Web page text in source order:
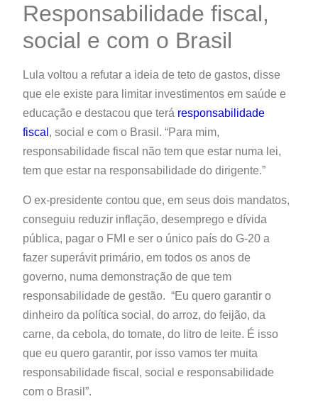
Responsabilidade fiscal,
social e com o Brasil
Lula voltou a refutar a ideia de teto de gastos, disse
que ele existe para limitar investimentos em saúde e
educação e destacou que terá responsabilidade
fiscal , social e com o Brasil. “Para mim,
responsabilidade fiscal não tem que estar numa lei,
tem que estar na responsabilidade do dirigente.”
O ex-presidente contou que, em seus dois mandatos,
conseguiu reduzir inflação, desemprego e dívida
pública, pagar o FMI e ser o único país do G-20 a
fazer superávit primário, em todos os anos de
governo, numa demonstração de que tem
responsabilidade de gestão. “Eu quero garantir o
dinheiro da política social, do arroz, do feijão, da
carne, da cebola, do tomate, do litro de leite. É isso
que eu quero garantir, por isso vamos ter muita
responsabilidade fiscal, social e responsabilidade
com o Brasil”.